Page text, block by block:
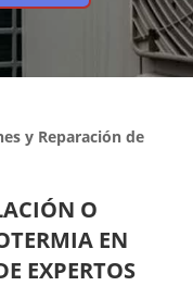
y Reparación de
O
EN
EXPERTOS